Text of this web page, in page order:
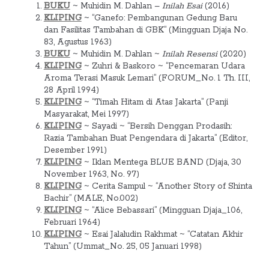
BUKU~ Muhidin M. Dahlan – Inilah Esai(2016)
KLIPING~ “Ganefo: Pembangunan Gedung Baru
dan Fasilitas Tambahan di GBK” (Mingguan Djaja No.
83, Agustus 1963)
BUKU~ Muhidin M. Dahlan ~ Inilah Resensi(2020)
KLIPING~ Zuhri & Baskoro ~ “Pencemaran Udara
Aroma Terasi Masuk Lemari” (FORUM_No. 1 Th. III,
28 April 1994)
KLIPING~ “Timah Hitam di Atas Jakarta” (Panji
Masyarakat, Mei 1997)
KLIPING~ Sayadi ~ “Bersih Denggan Prodasih:
Razia Tambahan Buat Pengendara di Jakarta” (Editor,
Desember 1991)
KLIPING~ Iklan Mentega BLUE BAND (Djaja, 30
November 1963, No. 97)
KLIPING~ Cerita Sampul ~ “Another Story of Shinta
Bachir” (MALE, No.002)
KLIPING~ “Alice Bebassari” (Mingguan Djaja_106,
Februari 1964)
KLIPING~ Esai Jalaludin Rakhmat ~ “Catatan Akhir
Tahun” (Ummat_No. 25, 05 Januari 1998)